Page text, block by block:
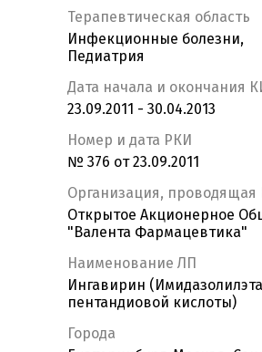
Терапевтическая область
Инфекционные болезни,
Педиатрия
Дата начала и окончания
23.09.2011 - 30.04.2013
Номер и дата РКИ
№ 376 от 23.09.2011
Организация, проводящая
Открытое Акционерное
"Валента Фармацевтика"
Наименование ЛП
Ингавирин
пентандиовой кислоты)
Города